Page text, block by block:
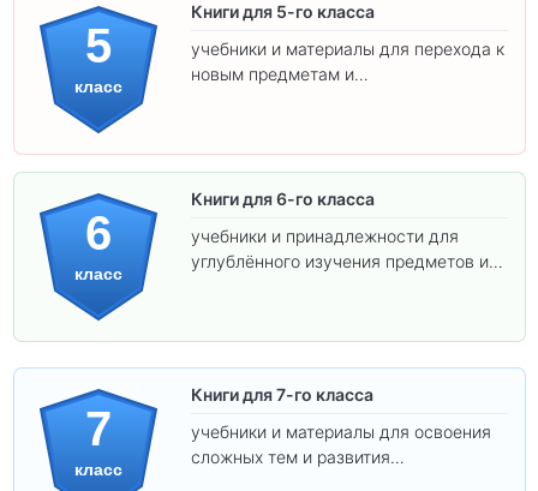
5
класс
Книги для 5-го класса
учебники и материалы для перехода к
новым предметам и
6
класс
Книги для 6-го класса
учебники и принадлежности для
углублённого изучения предметов и
7
класс
Книги для 7-го класса
учебники и материалы для освоения
сложных тем и развития